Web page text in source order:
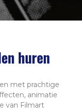
huren
met prachtige
animatie
van Filmart